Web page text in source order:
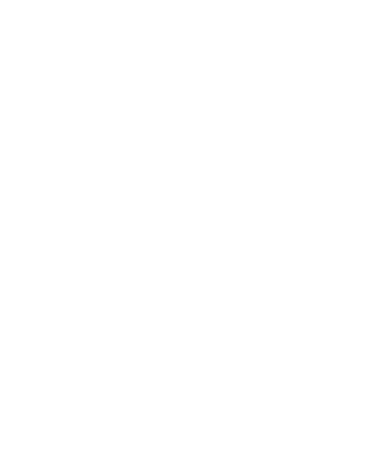
att kontakta vår kundtjänst: